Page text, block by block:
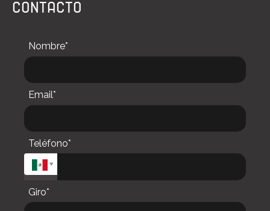
CONTACTO
Nombre*
Email*
Teléfono*
Giro*